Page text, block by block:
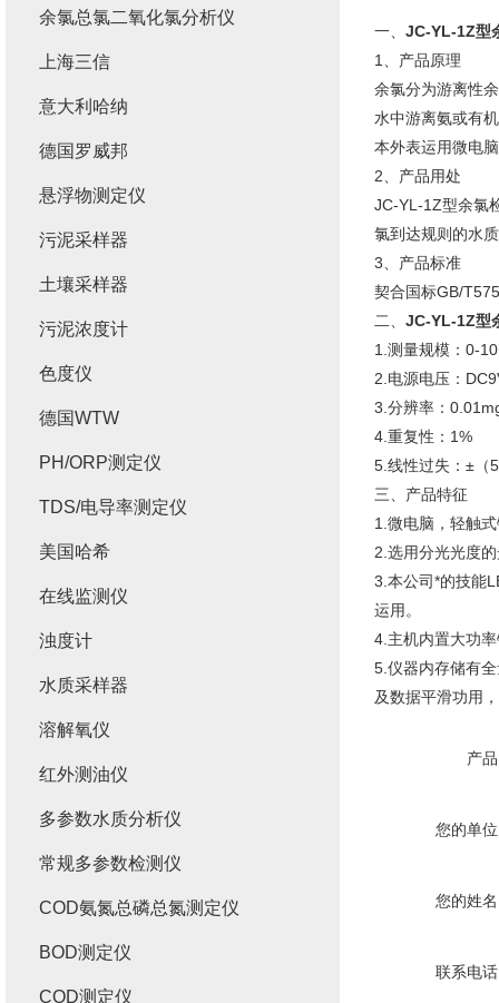
一、 JC-YL-1Z型
1、产品原理
余氯分为游离性
水中游离氨或有
本外表运用微电
2、产品用处
JC-YL-1Z型余氯
氯到达规则的水
3、产品标准
契合国标GB/
二、 JC-YL-1Z型
1.测量规模：0-
2.电源电压：
3.分辨率：
4.重复性：1%
5.线性过失：±（
三、产品特征
1.微电脑，轻触
2.选用分光光度
3.本公司*的技能
运用。
4.主机内置大功
5.仪器内存储有
及数据平滑功用
产
您的单
您的姓
联系电
余氯总氯二氧化氯分析仪
上海三信
意大利哈纳
德国罗威邦
悬浮物测定仪
污泥采样器
土壤采样器
污泥浓度计
色度仪
德国WTW
PH/ORP测定仪
TDS/电导率测定仪
美国哈希
在线监测仪
浊度计
水质采样器
溶解氧仪
红外测油仪
多参数水质分析仪
常规多参数检测仪
COD氨氮总磷总氮测定仪
BOD测定仪
COD测定仪